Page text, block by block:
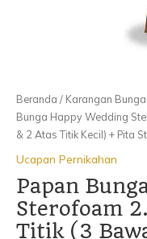
Beranda / Karangan
Bunga Happy Wedding
& 2 Atas Titik Kecil) + Pita
Ucapan Pernikahan
Papan
Sterofoam
Titik (3
Sterofoam